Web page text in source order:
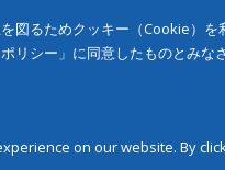
図るためクッキー（Cookie）
リシー」に同意したものとみな
on our website. By